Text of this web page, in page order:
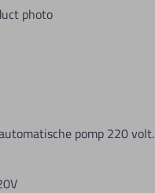
pomp 220 volt.